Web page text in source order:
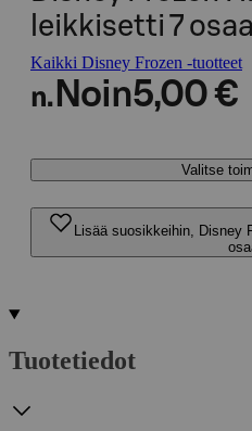
leikkisetti 7 osaa
Kaikki Disney Frozen -tuotteet
n. Noin5,00 €
Valitse
Lisää suosikkeihin, Disney
Tuotetiedot